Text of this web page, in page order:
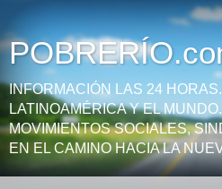
INFORMACIÓN LAS 24
LATINOAMÉRICA Y EL
MOVIMIENTOS SOCIALES,
EN EL CAMINO HACIA LA